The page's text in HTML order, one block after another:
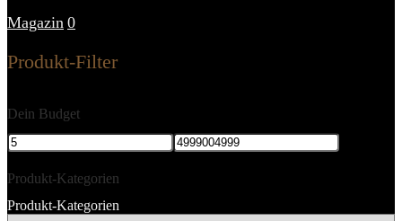
Magazin 0
Produkt-Filter
Dein Budget
Produkt-Kategorien
Produkt-Kategorien